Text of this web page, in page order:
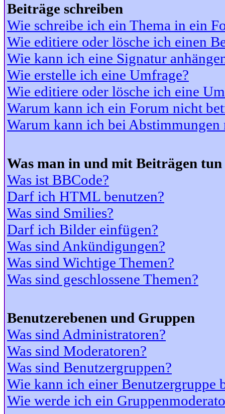
Beiträge schreiben
Wie schreibe ich ein Thema in ein
Wie editiere oder lösche ich einen
Wie kann ich eine Signatur
Wie erstelle ich eine Umfrage?
Wie editiere oder lösche ich eine
Warum kann ich ein Forum nicht
Warum kann ich bei
Was man in und mit Beiträgen
Was ist BBCode?
Darf ich HTML benutzen?
Was sind Smilies?
Darf ich Bilder einfügen?
Was sind Ankündigungen?
Was sind Wichtige Themen?
Was sind geschlossene Themen?
Benutzerebenen und Gruppen
Was sind Administratoren?
Was sind Moderatoren?
Was sind Benutzergruppen?
Wie kann ich einer Benutzergruppe
Wie werde ich ein